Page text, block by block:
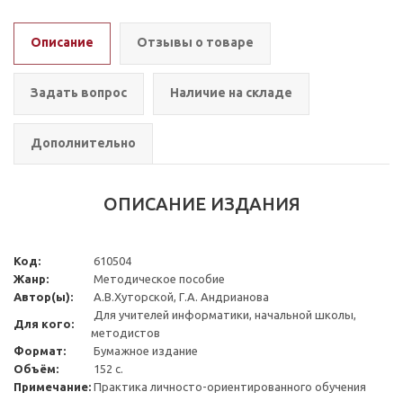
Описание Отзывы о товаре
Задать вопрос Наличие на складе
Дополнительно
ОПИСАНИЕ ИЗДАНИЯ
Код:
610504
Жанр:
Методическое пособие
Автор(ы):
А.В.Хуторской, Г.А. Андрианова
Для кого:
Для учителей информатики, начальной школы,
методистов
Формат:
Бумажное издание
Объём:
152 с.
Примечание: Практика личносто-ориентированного обучения